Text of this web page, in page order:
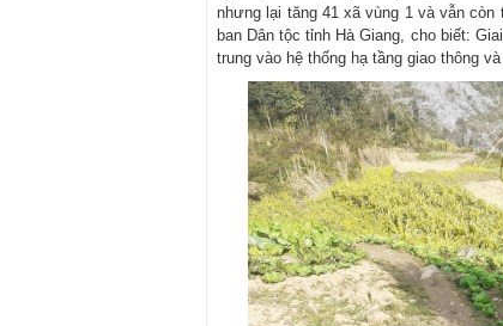
nhưng lại tăng 41 xã vùng 1 và vẫn
ban Dân tộc tỉnh Hà Giang, cho biết:
trung vào hệ thống hạ tầng giao thông